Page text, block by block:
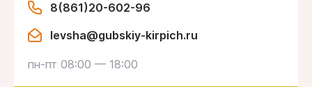
8(861)20-602-96
levsha@gubskiy-kirpich.ru
пн-пт 08:00 — 18:00